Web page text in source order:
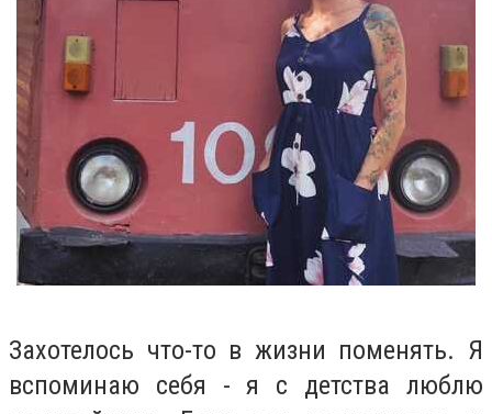
Захотелось что-то в жизни поменять. Я
вспоминаю себя - я с детства люблю